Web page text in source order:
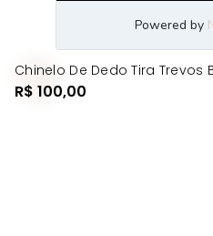
Chinelo De Dedo Tira Trevos
R$ 100,00